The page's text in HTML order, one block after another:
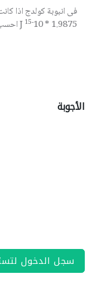
فى انبوبة كولدج اذا
1.9875 * 10
-15
الأجوبة
سجل الدخول